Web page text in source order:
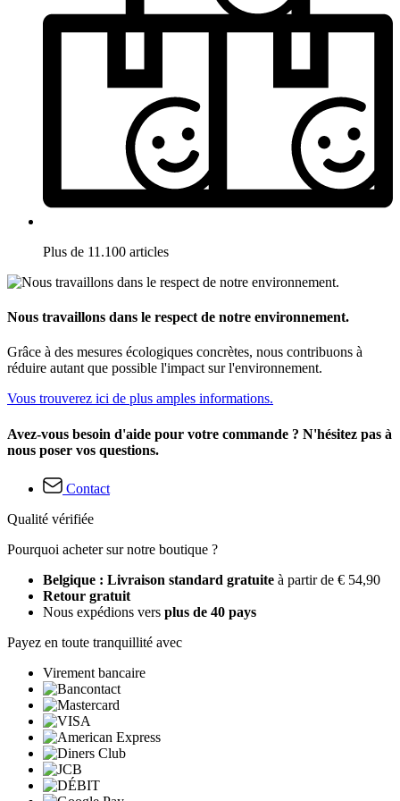
Plus de 11.100 articles
Nous travaillons dans le respect de notre environnement.
Grâce à des mesures écologiques concrètes, nous contribuons à
réduire autant que possible l'impact sur l'environnement.
Vous trouverez ici de plus amples informations.
Avez-vous besoin d'aide pour votre commande ? N'hésitez pas à
nous poser vos questions.
Contact
Qualité vérifiée
Pourquoi acheter sur notre boutique ?
Belgique : Livraison standard gratuite à partir de € 54,90
Retour gratuit
Nous expédions vers plus de 40 pays
Payez en toute tranquillité avec
Virement bancaire